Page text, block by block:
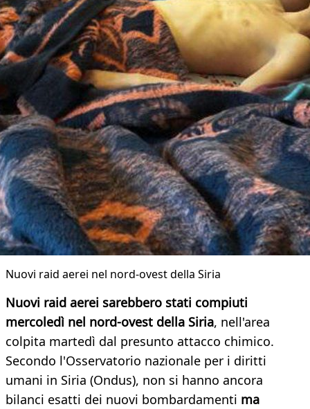
Nuovi raid aerei nel nord-ovest della Siria
Nuovi raid aerei sarebbero stati compiuti
mercoledì nel nord-ovest della Siria, nell'area
colpita martedì dal presunto attacco chimico.
Secondo l'Osservatorio nazionale per i diritti
umani in Siria (Ondus), non si hanno ancora
bilanci esatti dei nuovi bombardamenti ma